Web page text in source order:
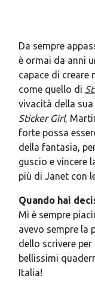
Da sempre
è ormai da anni
capace di
come quello di
vivacità della
Sticker Girl,
forte possa
della fantasia,
guscio e vincere
più di Janet con
Quando hai
Mi è sempre
avevo sempre la
dello scrivere
bellissimi
Italia!